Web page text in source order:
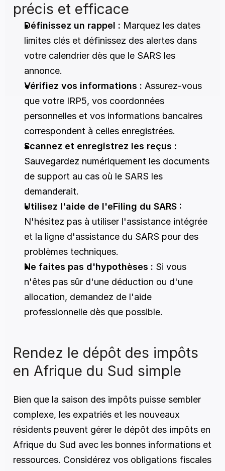
précis et efficace
Définissez un rappel : Marquez les dates
limites clés et définissez des alertes dans
votre calendrier dès que le SARS les
annonce.
Vérifiez vos informations : Assurez-vous
que votre IRP5, vos coordonnées
personnelles et vos informations bancaires
correspondent à celles enregistrées.
Scannez et enregistrez les reçus :
Sauvegardez numériquement les documents
de support au cas où le SARS les
demanderait.
Utilisez l'aide de l'eFiling du SARS :
N'hésitez pas à utiliser l'assistance intégrée
et la ligne d'assistance du SARS pour des
problèmes techniques.
Ne faites pas d'hypothèses : Si vous
n'êtes pas sûr d'une déduction ou d'une
allocation, demandez de l'aide
professionnelle dès que possible.
Rendez le dépôt des impôts
en Afrique du Sud simple
Bien que la saison des impôts puisse sembler
complexe, les expatriés et les nouveaux
résidents peuvent gérer le dépôt des impôts en
Afrique du Sud avec les bonnes informations et
ressources. Considérez vos obligations fiscales